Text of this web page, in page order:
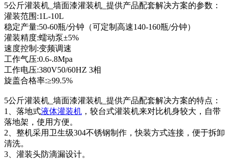
5公斤灌装机_墙面漆灌装机_提供产品配套解决方案的参数：
灌装范围:1L-10L
稳定产量:50-60瓶/分钟（可定制高速140-160瓶/分钟）
灌装精度:蠕动泵±5%
速度控制:变频调速
工作气压:0.6-.8Mpa
工作电压:380V50/60HZ 3相
旋盖合格率:≥99.5%
5公斤灌装机_墙面漆灌装机_提供产品配套解决方案的特点：
1、落地式液体灌装机 ，较台式灌装机来对比机身较大，自带
落地架，使用方便。
2、整机采用卫生级304不锈钢制作，快装方式连接，便于拆卸
清洗。
3、灌装头防滴漏设计。